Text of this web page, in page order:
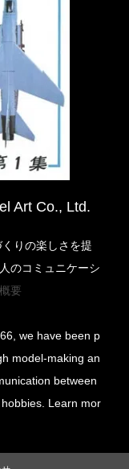
Art Co., Ltd.
りの楽しさを提
のコミュニケーシ
要
we have been p
model-making an
between
Learn mor